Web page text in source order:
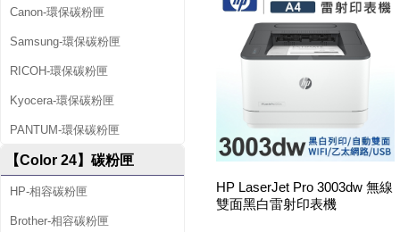
Canon-環保碳粉匣
Samsung-環保碳粉匣
RICOH-環保碳粉匣
Kyocera-環保碳粉匣
PANTUM-環保碳粉匣
【Color 24】碳粉匣
HP-相容碳粉匣
Brother-相容碳粉匣
HP LaserJet Pro 3003dw 無線
雙面黑白雷射印表機